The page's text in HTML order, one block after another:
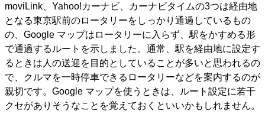
moviLink、Yahoo!カーナビ、カーナビタイムの3つは経由地
となる東京駅前のロータリーをしっかり通過しているもの
の、Google マップはロータリーに入らず、駅をかすめる形
で通過するルートを示しました。通常、駅を経由地に設定す
るときは人の送迎を目的としていることが多いと思われるの
で、クルマを一時停車できるロータリーなどを案内するのが
親切です。Google マップを使うときは、ルート設定に若干
クセがありそうなことを覚えておくといいかもしれません。